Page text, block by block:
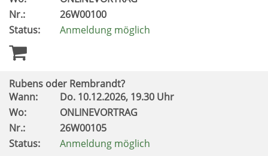
Nr.:
26W00100
Status:
Anmeldung möglich
Rubens oder Rembrandt?
Wann:
Do. 10.12.2026, 19.30 Uhr
Wo:
ONLINEVORTRAG
Nr.:
26W00105
Status:
Anmeldung möglich